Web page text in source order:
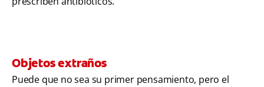
Objetos extraños
Puede que no sea su primer pensamiento, pero el